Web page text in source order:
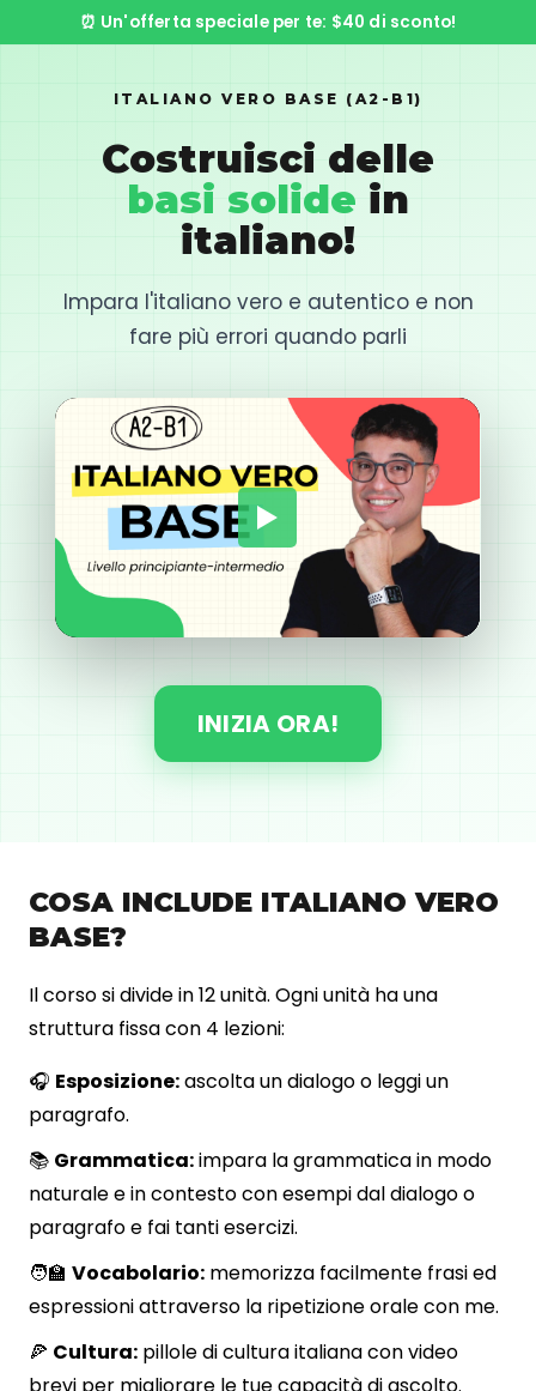
⏰ Un'offerta speciale per te: $40 di sconto!
ITALIANO VERO BASE (A2-B1)
Costruisci delle
basi solide in
italiano!
Impara l'italiano vero e autentico e non
fare più errori quando parli
INIZIA ORA!
COSA INCLUDE ITALIANO VERO
BASE?
Il corso si divide in 12 unità. Ogni unità ha una
struttura fissa con 4 lezioni:
🎧 Esposizione:ascolta un dialogo o leggi un
paragrafo.
📚 Grammatica:impara la grammatica in modo
naturale e in contesto con esempi dal dialogo o
paragrafo e fai tanti esercizi.
🧑‍🏫 Vocabolario: memorizza facilmente frasi ed
espressioni attraverso la ripetizione orale con me.
🍕 Cultura: pillole di cultura italiana con video
brevi per migliorare le tue capacità di ascolto.